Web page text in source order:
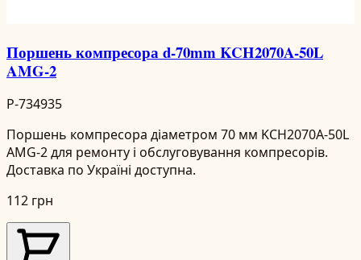
Поршень компресора d-70mm KCH2070A-50L
AMG-2
P-734935
Поршень компресора діаметром 70 мм KCH2070A-50L
AMG-2 для ремонту і обслуговування компресорів.
Доставка по Україні доступна.
112 грн